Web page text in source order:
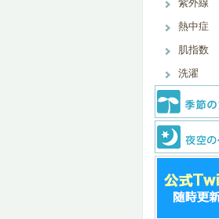
紫外線
熱中症
肌指数
洗濯